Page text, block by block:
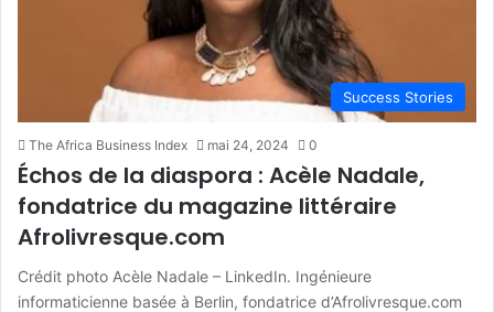
Success Stories
The Africa Business Index mai 24, 2024 0
Échos de la diaspora : Acèle Nadale,
fondatrice du magazine littéraire
Afrolivresque.com
Crédit photo Acèle Nadale – LinkedIn. Ingénieure
informaticienne basée à Berlin, fondatrice d’Afrolivresque.com